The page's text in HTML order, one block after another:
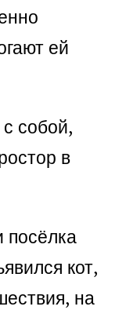
ей
собой,
в
посёлка
кот,
на